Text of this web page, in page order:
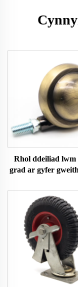
Rhol ddeiliad lwm
grad ar gyfer